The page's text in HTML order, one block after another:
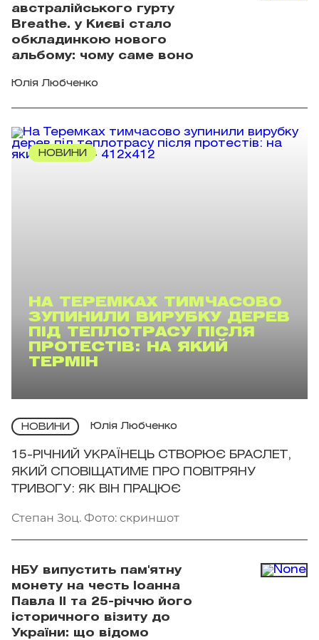
австралійського гурту
Breathe. у Києві стало
обкладинкою нового
альбому: чому саме воно
Юлія Любченко
НОВИНИ
НА ТЕРЕМКАХ ТИМЧАСОВО
ЗУПИНИЛИ ВИРУБКУ ДЕРЕВ
ПІД ТЕПЛОТРАСУ ПІСЛЯ
ПРОТЕСТІВ: НА ЯКИЙ
ТЕРМІН
НОВИНИ Юлія Любченко
15-РІЧНИЙ УКРАЇНЕЦЬ СТВОРЮЄ БРАСЛЕТ,
ЯКИЙ СПОВІЩАТИМЕ ПРО ПОВІТРЯНУ
ТРИВОГУ: ЯК ВІН ПРАЦЮЄ
Степан Зоц. Фото: скриншот
НБУ випустить пам'ятну
монету на честь Іоанна
Павла II та 25-річчю його
історичного візиту до
України: що відомо